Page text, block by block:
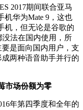
2017期间联合亚马
机华为Mate 9，这也
机，但无论是谷歌的
没法在国内使用，所
是面向国内用户，支
两种语音助手并行的
市场份额为零
年第四季度和全年的